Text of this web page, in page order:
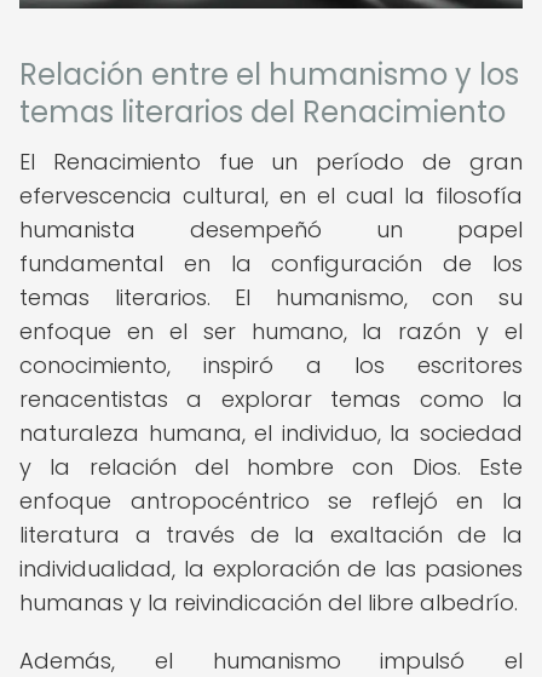
Relación entre el humanismo y los
temas literarios del Renacimiento
El Renacimiento fue un período de gran
efervescencia cultural, en el cual la filosofía
humanista desempeñó un papel
fundamental en la configuración de los
temas literarios. El humanismo, con su
enfoque en el ser humano, la razón y el
conocimiento, inspiró a los escritores
renacentistas a explorar temas como la
naturaleza humana, el individuo, la sociedad
y la relación del hombre con Dios. Este
enfoque antropocéntrico se reflejó en la
literatura a través de la exaltación de la
individualidad, la exploración de las pasiones
humanas y la reivindicación del libre albedrío.
Además, el humanismo impulsó el